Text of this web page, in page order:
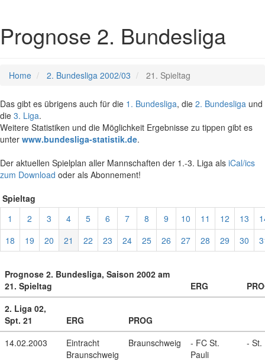
Prognose 2. Bundesliga
Home 2. Bundesliga 2002/03 21. Spieltag
Das gibt es übrigens auch für die 1. Bundesliga, die 2. Bundesliga und
die 3. Liga.
Weitere Statistiken und die Möglichkeit Ergebnisse zu tippen gibt es
unter www.bundesliga-statistik.de.
Der aktuellen Spielplan aller Mannschaften der 1.-3. Liga als iCal/ics
zum Download oder als Abonnement!
Spieltag
1
2 3 4 5 6 7 8 9 10 11 12 13
18
19 20 21 22 23 24 25 26 27 28 29 30
Prognose 2. Bundesliga, Saison 2002 am
21. Spieltag
ERG
2. Liga 02,
Spt. 21
ERG
PROG
14.02.2003
Eintracht
Braunschweig
Braunschweig
- FC St.
Pauli
- St.